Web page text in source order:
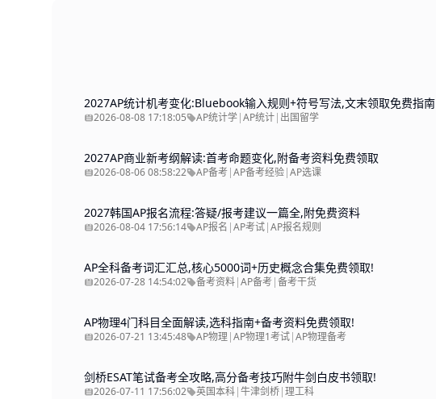
2027AP统计机考变化:Bluebook输入规则+符号写法,文末领取免费指南
2026-08-08 17:18:05 AP统计学|AP统计| 出国留学
2027AP商业新考纲解读:首考命题变化,附备考资料免费领取
2026-08-06 08:58:22 AP备考|AP备考经验|AP选课
2027韩国AP报名流程:答疑/报考建议一篇全,附免费资料
2026-08-04 17:56:14 AP报名 |AP考试|AP报名规则
AP全科备考词汇汇总,核心5000词+历史概念合集免费领取!
2026-07-28 14:54:02 备考资料|AP备考|备考干货
AP物理4门科目全面解读,选科指南+备考资料免费领取!
2026-07-21 13:45:48 AP物理 |AP物理1考试|AP物理备考
剑桥ESAT笔试备考全攻略,高分备考技巧附牛剑白皮书领取!
2026-07-11 17:56:02 英国本科|牛津剑桥|理工科